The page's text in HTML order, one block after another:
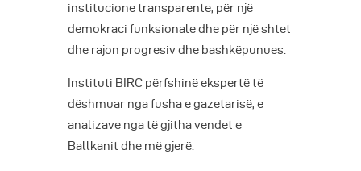
institucione transparente, për një
demokraci funksionale dhe për një shtet
dhe rajon progresiv dhe bashkëpunues.
Instituti BIRC përfshinë ekspertë të
dëshmuar nga fusha e gazetarisë, e
analizave nga të gjitha vendet e
Ballkanit dhe më gjerë.